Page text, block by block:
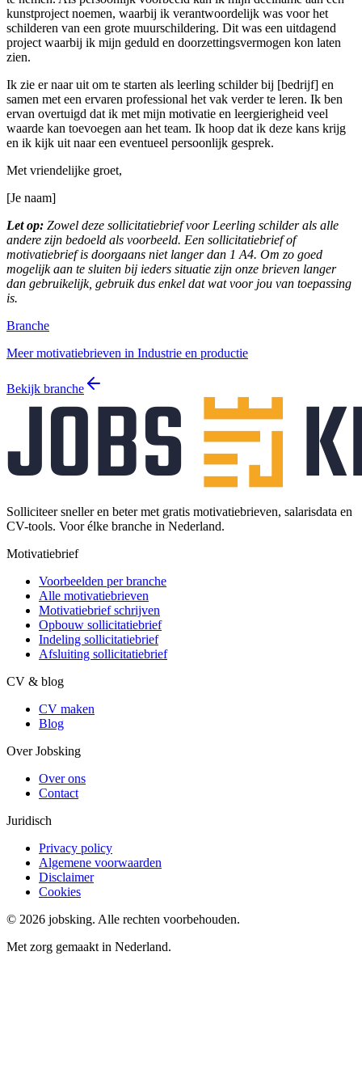
kunstproject noemen, waarbij ik verantwoordelijk was voor het
schilderen van een grote muurschildering. Dit was een uitdagend
project waarbij ik mijn geduld en doorzettingsvermogen kon laten
zien.
Ik zie er naar uit om te starten als leerling schilder bij [bedrijf] en
samen met een ervaren professional het vak verder te leren. Ik ben
ervan overtuigd dat ik met mijn motivatie en leergierigheid veel
waarde kan toevoegen aan het team. Ik hoop dat ik deze kans krijg
en ik kijk uit naar een eventueel persoonlijk gesprek.
Met vriendelijke groet,
[Je naam]
Let op: Zowel deze sollicitatiebrief voor Leerling schilder als alle
andere zijn bedoeld als voorbeeld. Een sollicitatiebrief of
motivatiebrief is doorgaans niet langer dan 1 A4. Om zo goed
mogelijk aan te sluiten bij ieders situatie zijn onze brieven langer
dan gebruikelijk, gebruik dus enkel dat wat voor jou van toepassing
is.
Branche
Meer motivatiebrieven in Industrie en productie
Bekijk branche
Solliciteer sneller en beter met gratis motivatiebrieven, salarisdata en
CV-tools. Voor élke branche in Nederland.
Motivatiebrief
Voorbeelden per branche
Alle motivatiebrieven
Motivatiebrief schrijven
Opbouw sollicitatiebrief
Indeling sollicitatiebrief
Afsluiting sollicitatiebrief
CV & blog
CV maken
Blog
Over Jobsking
Over ons
Contact
Juridisch
Privacy policy
Algemene voorwaarden
Disclaimer
Cookies
© 2026 jobsking. Alle rechten voorbehouden.
Met zorg gemaakt in Nederland.